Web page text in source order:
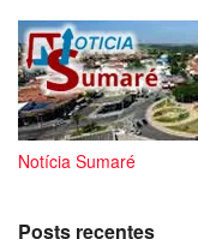
Notícia Sumaré
Posts recentes